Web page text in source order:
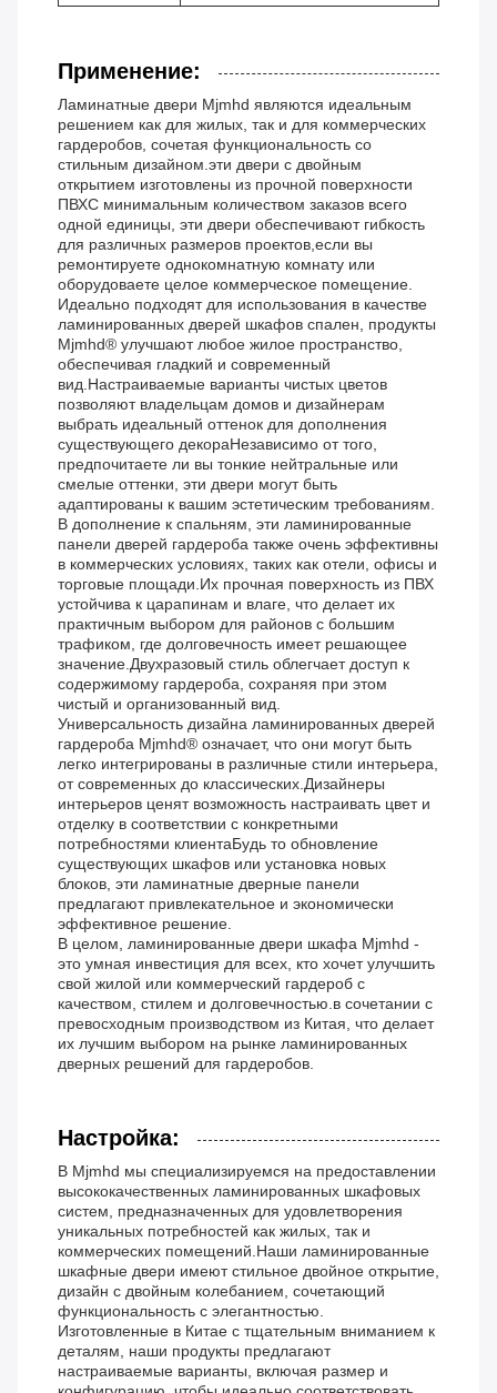
Применение:
Ламинатные двери Mjmhd являются идеальным
решением как для жилых, так и для коммерческих
гардеробов, сочетая функциональность со
стильным дизайном.эти двери с двойным
открытием изготовлены из прочной поверхности
ПВХС минимальным количеством заказов всего
одной единицы, эти двери обеспечивают гибкость
для различных размеров проектов,если вы
ремонтируете однокомнатную комнату или
оборудоваете целое коммерческое помещение.
Идеально подходят для использования в качестве
ламинированных дверей шкафов спален, продукты
Mjmhd® улучшают любое жилое пространство,
обеспечивая гладкий и современный
вид.Настраиваемые варианты чистых цветов
позволяют владельцам домов и дизайнерам
выбрать идеальный оттенок для дополнения
существующего декораНезависимо от того,
предпочитаете ли вы тонкие нейтральные или
смелые оттенки, эти двери могут быть
адаптированы к вашим эстетическим требованиям.
В дополнение к спальням, эти ламинированные
панели дверей гардероба также очень эффективны
в коммерческих условиях, таких как отели, офисы и
торговые площади.Их прочная поверхность из ПВХ
устойчива к царапинам и влаге, что делает их
практичным выбором для районов с большим
трафиком, где долговечность имеет решающее
значение.Двухразовый стиль облегчает доступ к
содержимому гардероба, сохраняя при этом
чистый и организованный вид.
Универсальность дизайна ламинированных дверей
гардероба Mjmhd® означает, что они могут быть
легко интегрированы в различные стили интерьера,
от современных до классических.Дизайнеры
интерьеров ценят возможность настраивать цвет и
отделку в соответствии с конкретными
потребностями клиентаБудь то обновление
существующих шкафов или установка новых
блоков, эти ламинатные дверные панели
предлагают привлекательное и экономически
эффективное решение.
В целом, ламинированные двери шкафа Mjmhd -
это умная инвестиция для всех, кто хочет улучшить
свой жилой или коммерческий гардероб с
качеством, стилем и долговечностью.в сочетании с
превосходным производством из Китая, что делает
их лучшим выбором на рынке ламинированных
дверных решений для гардеробов.
Настройка:
В Mjmhd мы специализируемся на предоставлении
высококачественных ламинированных шкафовых
систем, предназначенных для удовлетворения
уникальных потребностей как жилых, так и
коммерческих помещений.Наши ламинированные
шкафные двери имеют стильное двойное открытие,
дизайн с двойным колебанием, сочетающий
функциональность с элегантностью.
Изготовленные в Китае с тщательным вниманием к
деталям, наши продукты предлагают
настраиваемые варианты, включая размер и